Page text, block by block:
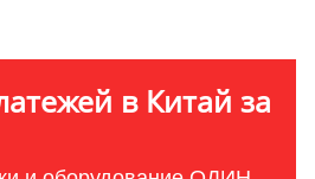
в Китай за